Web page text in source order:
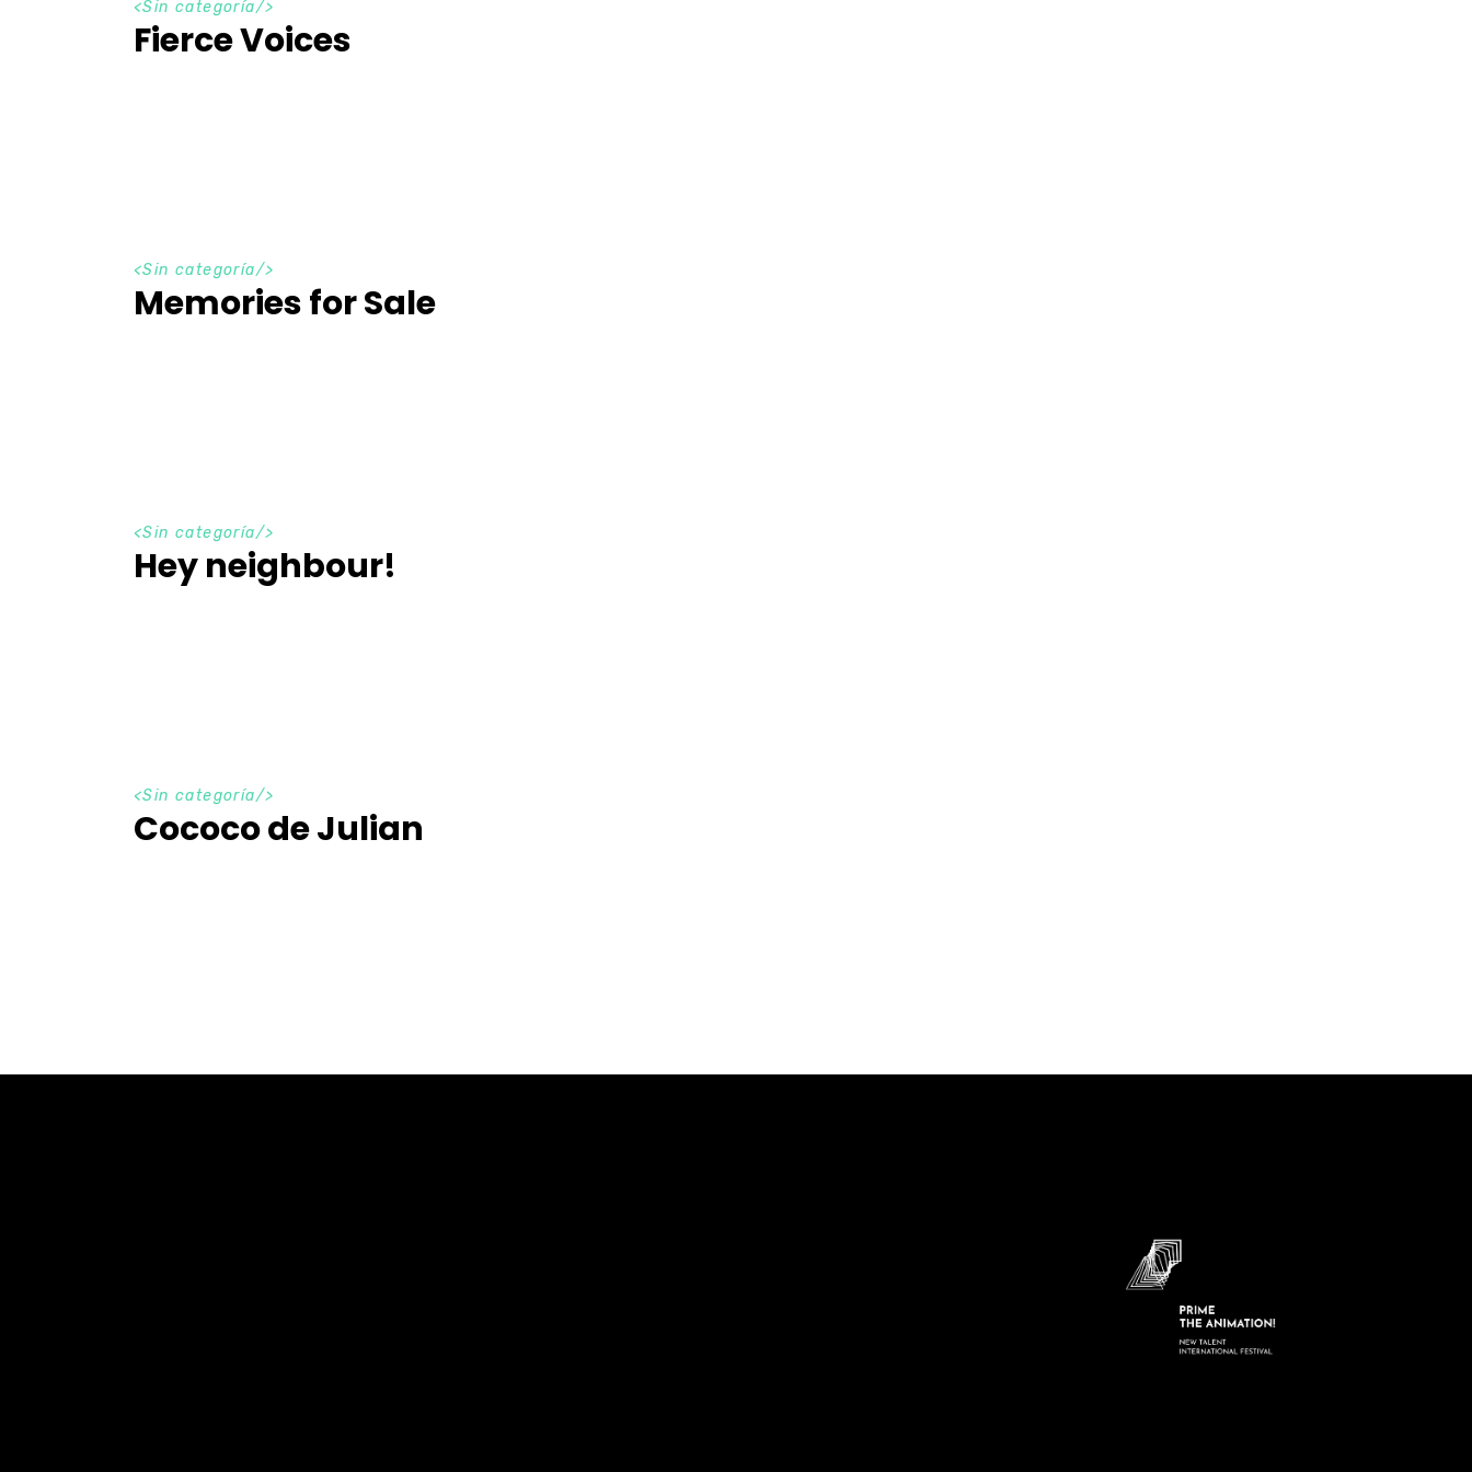
<Sin categoría/>
Fierce Voices
<Sin categoría/>
Memories for Sale
<Sin categoría/>
Hey neighbour!
<Sin categoría/>
Cococo de Julian